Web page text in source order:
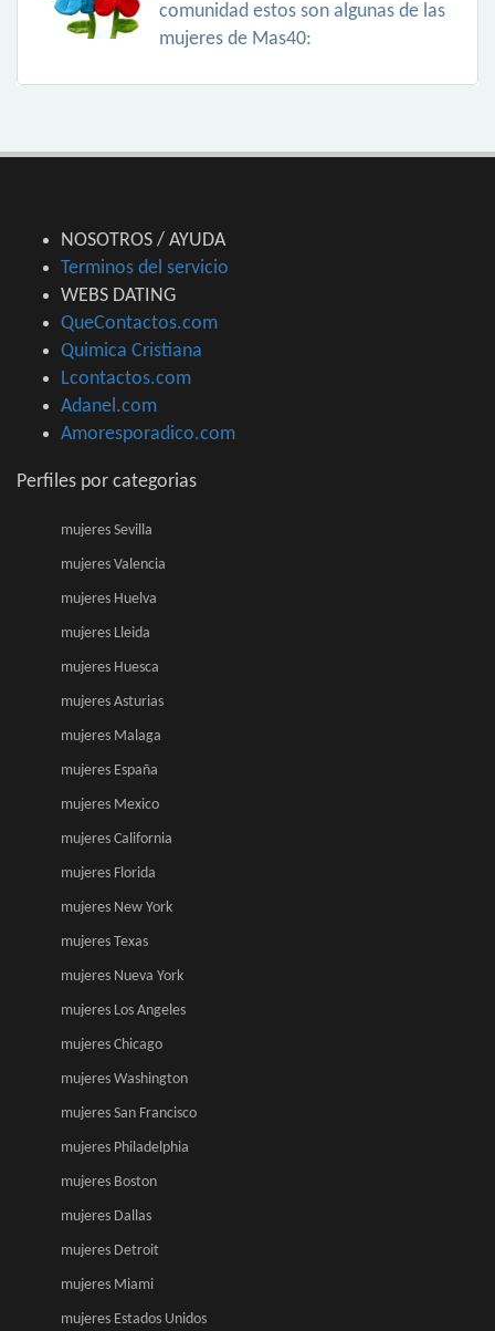
comunidad estos son algunas de las
mujeres de Mas40:
NOSOTROS / AYUDA
Terminos del servicio
WEBS DATING
QueContactos.com
Quimica Cristiana
Lcontactos.com
Adanel.com
Amoresporadico.com
Perfiles por categorias
mujeres Sevilla
mujeres Valencia
mujeres Huelva
mujeres Lleida
mujeres Huesca
mujeres Asturias
mujeres Malaga
mujeres España
mujeres Mexico
mujeres California
mujeres Florida
mujeres New York
mujeres Texas
mujeres Nueva York
mujeres Los Angeles
mujeres Chicago
mujeres Washington
mujeres San Francisco
mujeres Philadelphia
mujeres Boston
mujeres Dallas
mujeres Detroit
mujeres Miami
mujeres Estados Unidos